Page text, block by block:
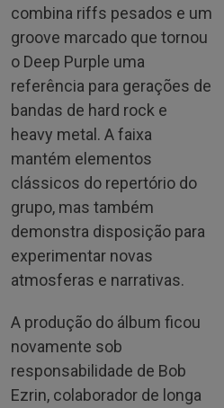
combina riffs pesados e um
groove marcado que tornou
o Deep Purple uma
referência para gerações de
bandas de hard rock e
heavy metal. A faixa
mantém elementos
clássicos do repertório do
grupo, mas também
demonstra disposição para
experimentar novas
atmosferas e narrativas.
A produção do álbum ficou
novamente sob
responsabilidade de Bob
Ezrin, colaborador de longa